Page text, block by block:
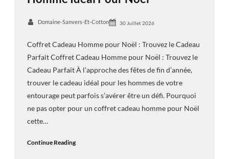
Domaine-Sanvers-Et-Cotton 30 Juillet 2026
Coffret Cadeau Homme pour Noël : Trouvez le Cadeau
Parfait Coffret Cadeau Homme pour Noël : Trouvez le
Cadeau Parfait À l’approche des fêtes de fin d’année,
trouver le cadeau idéal pour les hommes de votre
entourage peut parfois s’avérer être un défi. Pourquoi
ne pas opter pour un coffret cadeau homme pour Noël
cette…
Continue Reading